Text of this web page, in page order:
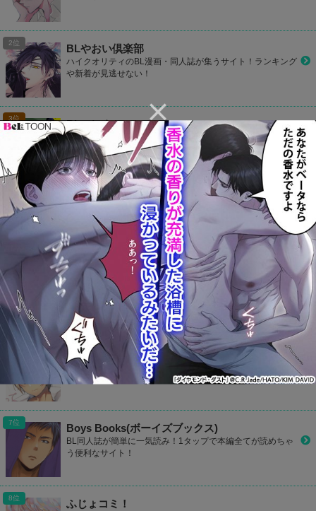
BLやおい倶楽部
ハイクオリティのBL漫画・同人誌が集うサイト！ランキング
や新着が見逃せない！
BLコレクション
他のサイトと比べて冊数はTOPレベル！どんどんお気に入り
作品を見つけて登録しよう！
CP Library
お好きなカップリングをお気に入り登録して1タップでラク
ラク読もう！
カプコミ
かわいいデザインのBLサイト！気になるBL作品をマイリス
ト登録して読めたり、ランキングで人気作品が丸わかり！
801Books(ヤオイブックス)
毎日何冊も更新されているBL作品をチェック！検索機能も充
実しているので探したい同人誌が見つかるはず！
Boys Books(ボーイズブックス)
BL同人誌が簡単に一気読み！1タップで本編全てが読めちゃ
う便利なサイト！
ふじょコミ！